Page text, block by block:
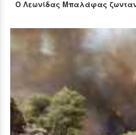
Ο Λεωνίδας Μπαλάφας